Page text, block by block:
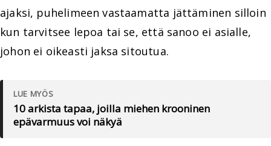
ajaksi, puhelimeen vastaamatta jättäminen silloin
kun tarvitsee lepoa tai se, että sanoo ei asialle,
johon ei oikeasti jaksa sitoutua.
LUE MYÖS
10 arkista tapaa, joilla miehen krooninen
epävarmuus voi näkyä